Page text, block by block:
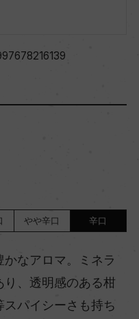
やや辛口 辛口
なアロマ。ミネラ
り、透明感のある柑
パイシーさも持ち